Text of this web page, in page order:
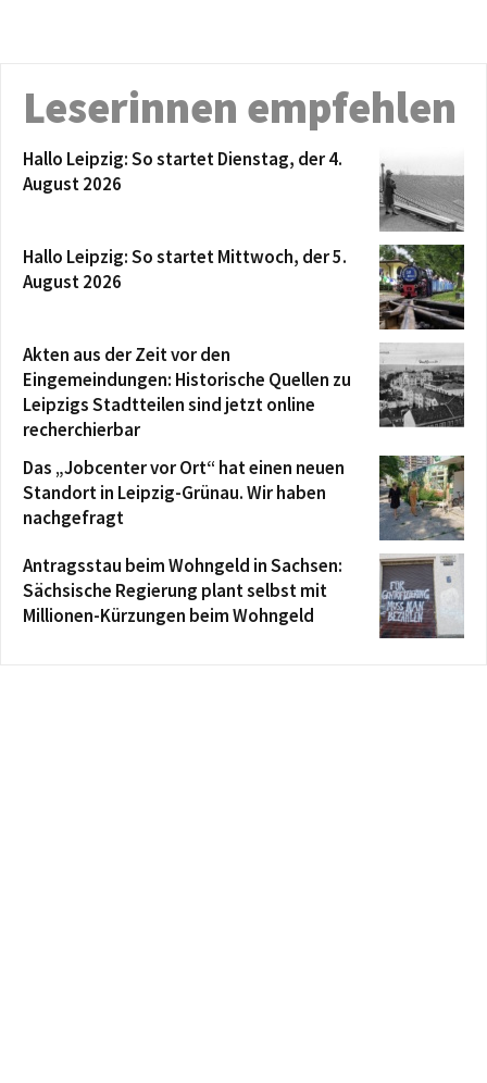
Leserinnen empfehlen
Hallo Leipzig: So startet Dienstag, der 4.
August 2026
Hallo Leipzig: So startet Mittwoch, der 5.
August 2026
Akten aus der Zeit vor den
Eingemeindungen: Historische Quellen zu
Leipzigs Stadtteilen sind jetzt online
recherchierbar
Das „Jobcenter vor Ort“ hat einen neuen
Standort in Leipzig-Grünau. Wir haben
nachgefragt
Antragsstau beim Wohngeld in Sachsen:
Sächsische Regierung plant selbst mit
Millionen-Kürzungen beim Wohngeld